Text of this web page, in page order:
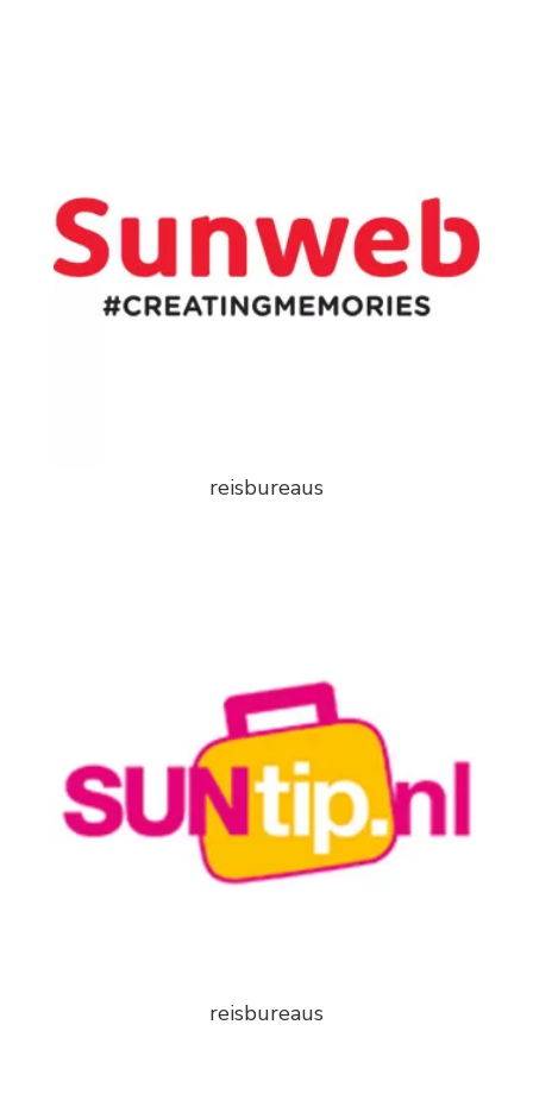
reisbureaus
reisbureaus